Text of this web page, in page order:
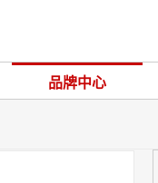
品牌中心